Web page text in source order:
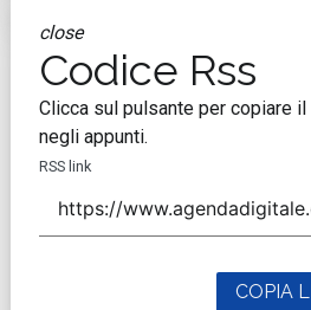
close
Codice Rss
Clicca sul pulsante per copiare il
negli appunti.
RSS link
COPIA